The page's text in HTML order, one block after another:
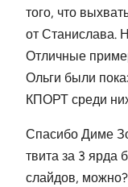
того, что
от Станислава.
Отличные
Ольги были
КПОРТ среди
Спасибо Диме
твита за 3 ярда
слайдов,